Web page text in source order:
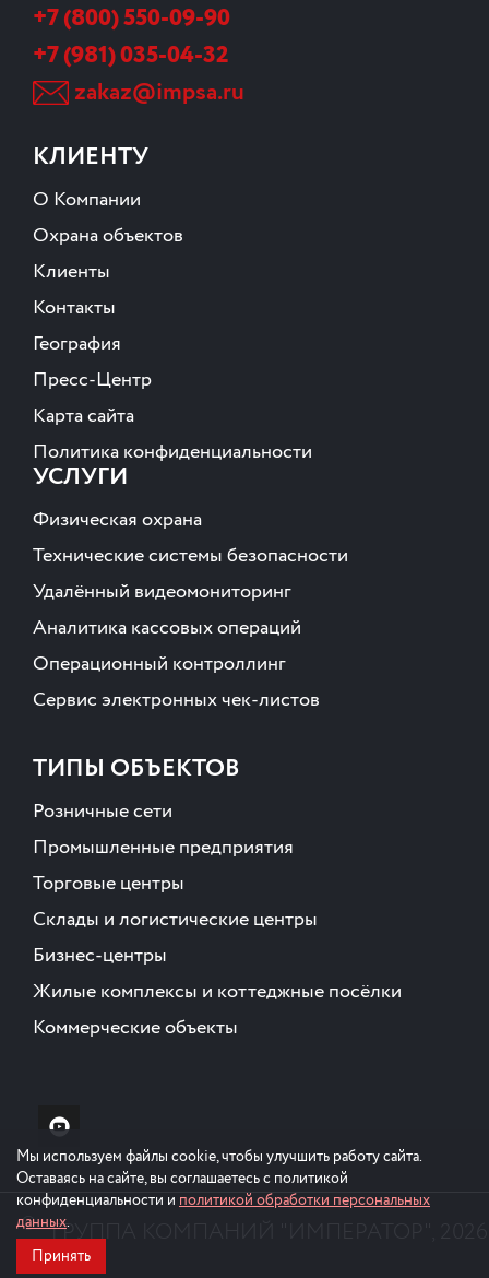
+7 (800) 550-09-90
+7 (981) 035-04-32
zakaz@impsa.ru
КЛИЕНТУ
О Компании
Охрана объектов
Клиенты
Контакты
География
Пресс-Центр
Карта сайта
Политика конфиденциальности
УСЛУГИ
Физическая охрана
Технические системы безопасности
Удалённый видеомониторинг
Аналитика кассовых операций
Операционный контроллинг
Сервис электронных чек-листов
ТИПЫ ОБЪЕКТОВ
Розничные сети
Промышленные предприятия
Торговые центры
Склады и логистические центры
Бизнес-центры
Жилые комплексы и коттеджные посёлки
Коммерческие объекты
© ГРУППА КОМПАНИЙ "ИМПЕРАТОР",
Мы используем файлы cookie, чтобы улучшить работу сайта.
Оставаясь на сайте, вы соглашаетесь с политикой
конфиденциальности и политикой обработки персональных
данных.
Принять